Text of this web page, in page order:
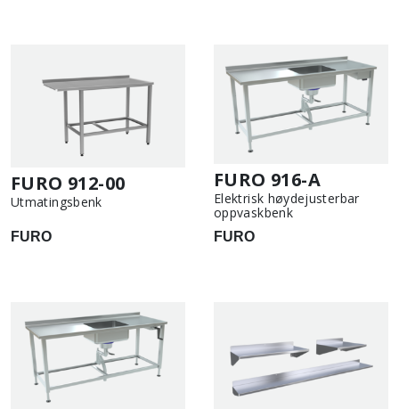
FURO 912-00
Utmatingsbenk
FURO
FURO 916-A
Elektrisk høydejusterbar
oppvaskbenk
FURO